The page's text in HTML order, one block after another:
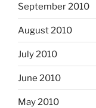
September 2010
August 2010
July 2010
June 2010
May 2010